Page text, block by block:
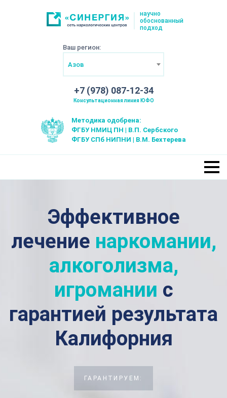
научно
обоснованный
подход
Ваш регион:
Азов
+7 (978) 087-12-34
Консультационная линия ЮФО
Методика одобрена:
ФГБУ НМИЦ ПН | В.П. Сербского
ФГБУ СПб НИПНИ | В.М. Бехтерева
Эффективное
лечение наркомании,
алкоголизма,
игромании с
гарантией результата
Калифорния
ГАРАНТИРУЕМ: